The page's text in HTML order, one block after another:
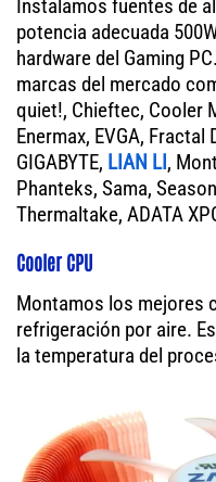
Instalamos fuentes de
potencia adecuada
hardware del Gaming
marcas del mercado
quiet!, Chieftec, Cooler
Enermax, EVGA, Fractal
GIGABYTE, LIAN LI,
Phanteks, Sama,
Thermaltake, ADATA
Cooler CPU
Montamos los mejores
refrigeración por aire.
la temperatura del